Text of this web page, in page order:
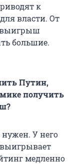
к
власти. От
выигрыш
большие.
Путин,
получить
нужен. У него
медленно